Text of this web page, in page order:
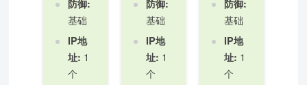
防御:
基础
IP地
址: 1
个
防御:
基础
IP地
址: 1
个
防御:
基础
IP地
址: 1
个